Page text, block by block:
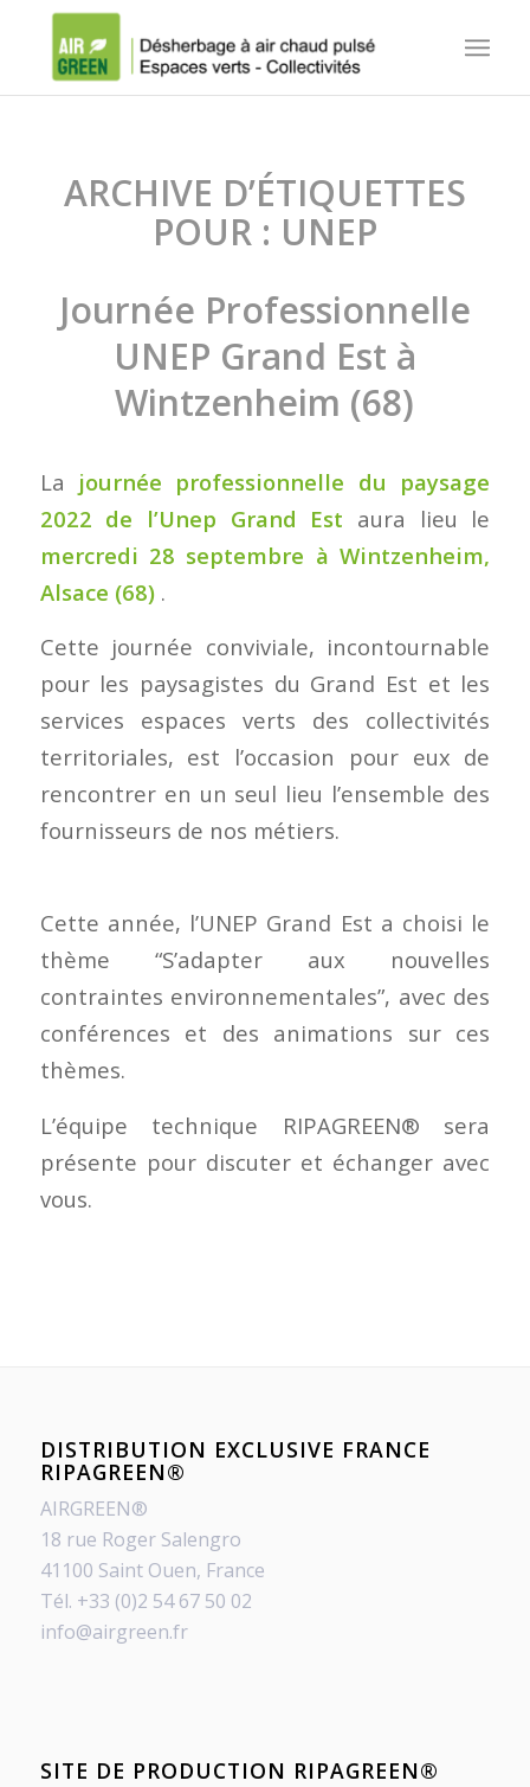
ARCHIVE D’ÉTIQUETTES
POUR : UNEP
Journée Professionnelle
UNEP Grand Est à
Wintzenheim (68)
La journée professionnelle du paysage
2022 de l’Unep Grand Est aura lieu le
mercredi 28 septembre à Wintzenheim,
Alsace (68).
Cette journée conviviale, incontournable
pour les paysagistes du Grand Est et les
services espaces verts des collectivités
territoriales, est l’occasion pour eux de
rencontrer en un seul lieu l’ensemble des
fournisseurs de nos métiers.
Cette année, l’UNEP Grand Est a choisi le
thème “S’adapter aux nouvelles
contraintes environnementales”, avec des
conférences et des animations sur ces
thèmes.
L’équipe technique RIPAGREEN® sera
présente pour discuter et échanger avec
vous.
DISTRIBUTION EXCLUSIVE FRANCE
RIPAGREEN®
AIRGREEN®
18 rue Roger Salengro
41100 Saint Ouen, France
Tél. +33 (0)2 54 67 50 02
info@airgreen.fr
SITE DE PRODUCTION RIPAGREEN®